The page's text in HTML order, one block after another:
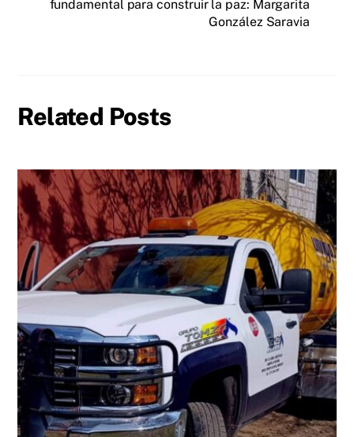
fundamental para construir la paz: Margarita
González Saravia
Related Posts